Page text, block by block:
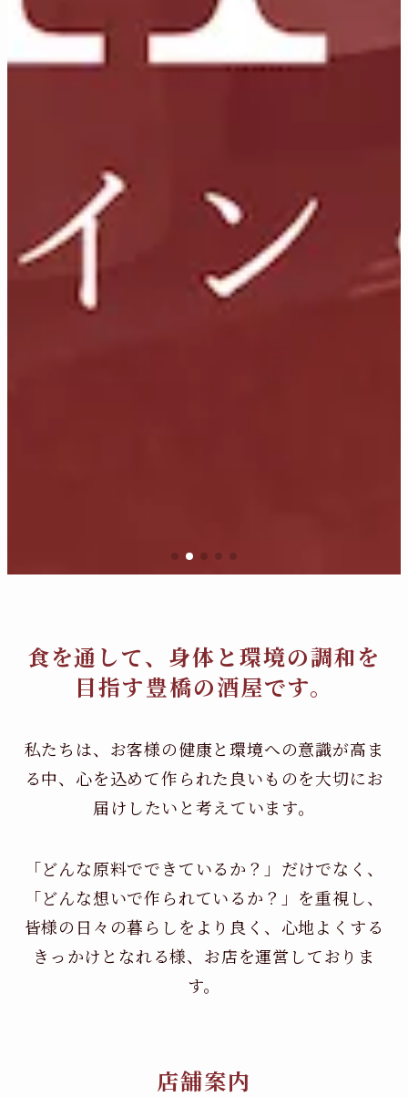
食を通して、身体と環境の調和を
目指す豊橋の酒屋です。
私たちは、お客様の健康と環境への意識が高ま
る中、 心を込めて作られた良いものを大切にお
届けしたいと考えています。
「どんな原料でできているか？」だけでなく、
「どんな想いで作られているか？」を重視し、
皆様の日々の暮らしをより良く、心地よくする
きっかけとなれる様、お店を運営しておりま
す。
店舗案内